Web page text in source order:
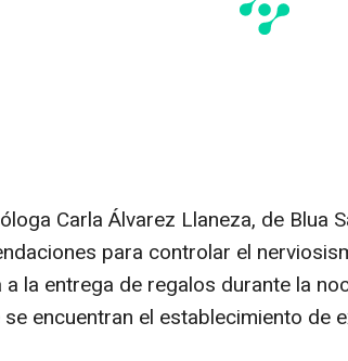
Carla Álvarez Llaneza, de Blua
para controlar el
a la entrega de regalos durante la
encuentran el establecimiento de